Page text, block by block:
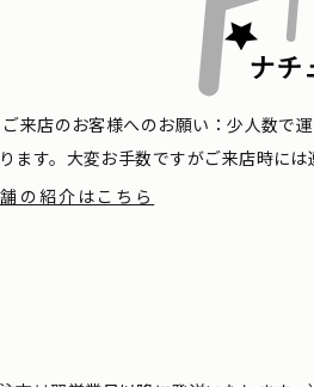
ご来店のお客様へのお願い：少人数で
ます。大変お手数ですがご来店時には
の紹介はこちら